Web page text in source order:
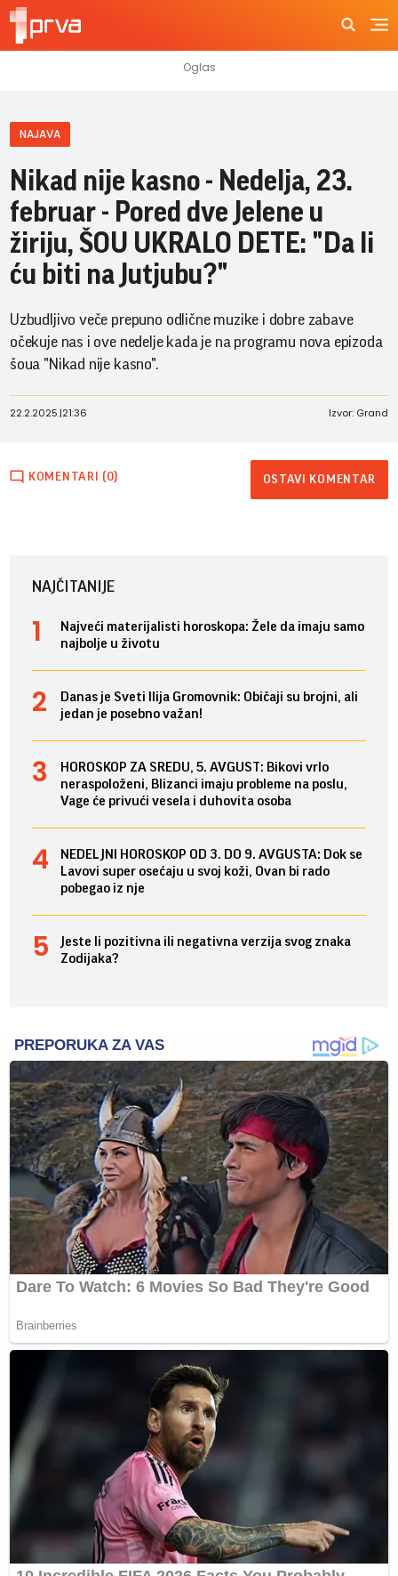
NAJAVA
Nikad nije kasno - Nedelja, 23.
februar - Pored dve Jelene u
žiriju, ŠOU UKRALO DETE: "Da li
ću biti na Jutjubu?"
Uzbudljivo veče prepuno odlične muzike i dobre zabave
očekuje nas i ove nedelje kada je na programu nova epizoda
šoua "Nikad nije kasno".
22.2.2025.|21:36 Izvor: Grand
KOMENTARI (0) OSTAVI KOMENTAR
NAJČITANIJE
Najveći materijalisti horoskopa: Žele da imaju samo
najbolje u životu
Danas je Sveti Ilija Gromovnik: Običaji su brojni, ali
jedan je posebno važan!
HOROSKOP ZA SREDU, 5. AVGUST: Bikovi vrlo
neraspoloženi, Blizanci imaju probleme na poslu,
Vage će privući vesela i duhovita osoba
NEDELJNI HOROSKOP OD 3. DO 9. AVGUSTA: Dok se
Lavovi super osećaju u svoj koži, Ovan bi rado
pobegao iz nje
Jeste li pozitivna ili negativna verzija svog znaka
Zodijaka?